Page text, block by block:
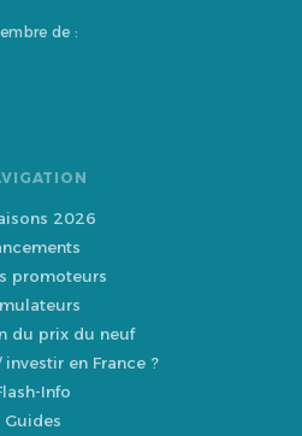
de :
2026
promoteurs
du prix du neuf
en France ?
Info
Guides